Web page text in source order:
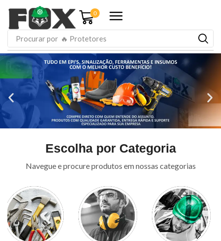
0
Procurar por 🔥 Protetores
Escolha por Categoria
Navegue e procure produtos em nossas categorias